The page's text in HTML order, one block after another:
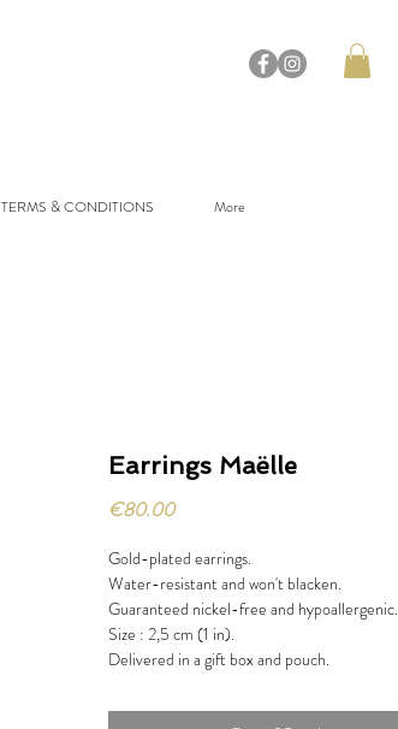
TERMS & CONDITIONS More
Earrings Maëlle
€80.00Price
Gold-plated earrings.
Water-resistant and won't blacken.
Guaranteed nickel-free and hypoallergenic.
Size : 2,5 cm (1 in).
Delivered in a gift box and pouch.